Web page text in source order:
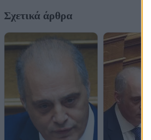
Σχετικά άρθρα